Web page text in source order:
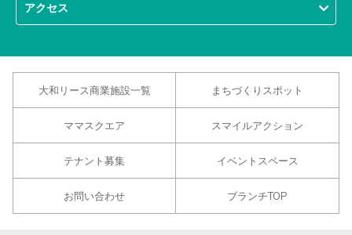
アクセス
大和リース商業施設一覧 まちづくりスポット
ママスクエア スマイルアクション
テナント募集 イベントスペース
お問い合わせ ブランチTOP